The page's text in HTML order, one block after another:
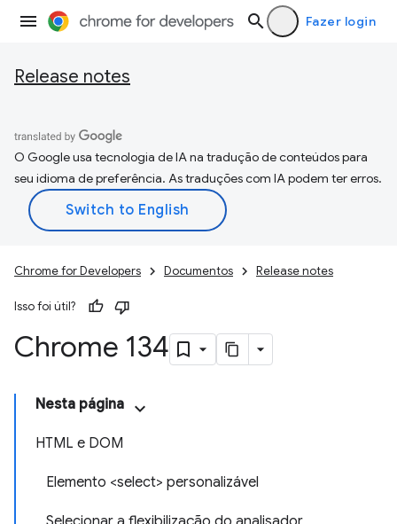
Fazer login
Release notes
O Google usa tecnologia de IA na tradução de conteúdos para
seu idioma de preferência. As traduções com IA podem ter erros.
Chrome for Developers Documentos Release notes
Isso foi útil?
Chrome 134
Nesta página
HTML e DOM
Elemento <select> personalizável